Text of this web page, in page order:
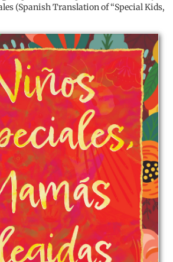
(Spanish Translation of “Special Kids,